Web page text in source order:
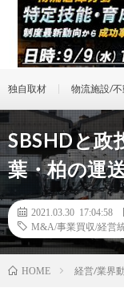
独自取材 物流施設/
SBSHDと政
葉・柏の運
2021.03.30 17:04:58
M&A/事業買収/経営
HOME 経営/業界